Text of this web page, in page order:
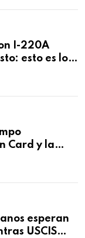
I-220A
esto es lo
Card y la
esperan
USCIS